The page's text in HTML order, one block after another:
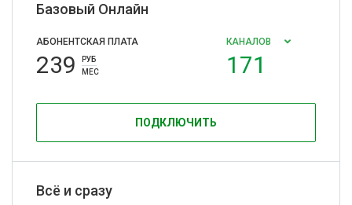
Базовый Онлайн
АБОНЕНТСКАЯ ПЛАТА
239
РУБ
МЕС
КАНАЛОВ
171
ПОДКЛЮЧИТЬ
Всё и сразу